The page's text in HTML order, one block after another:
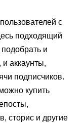
с
подходящий
подобрать и
аккаунты,
подписчиков.
купить
сторис и другие